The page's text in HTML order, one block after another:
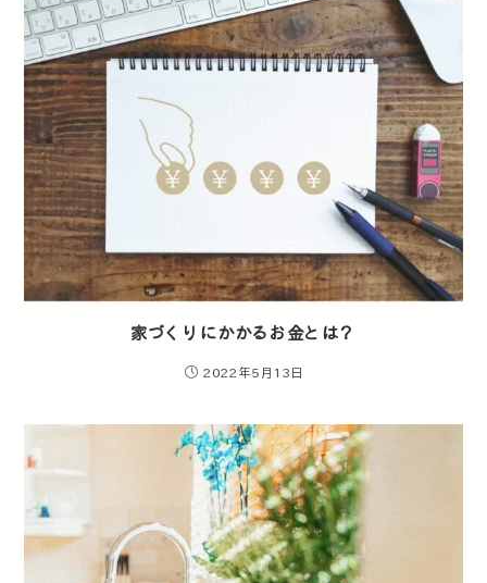
家づくりにかかるお金とは？
2022年5月13日